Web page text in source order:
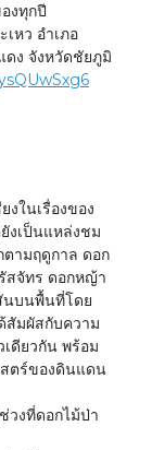
งทุกปี
หว อำเภอ
ดง จังหวัดชัยภูมิ
งในเรื่องของ
งเป็นแหล่งชม
ามฤดูกาล ดอก
สจัทร ดอกหญ้า
นบนพื้นที่โดย
สัมผัสกับความ
ดียวกัน พร้อม
สตร์ของดินแดน
วงที่ดอกไม้ป่า